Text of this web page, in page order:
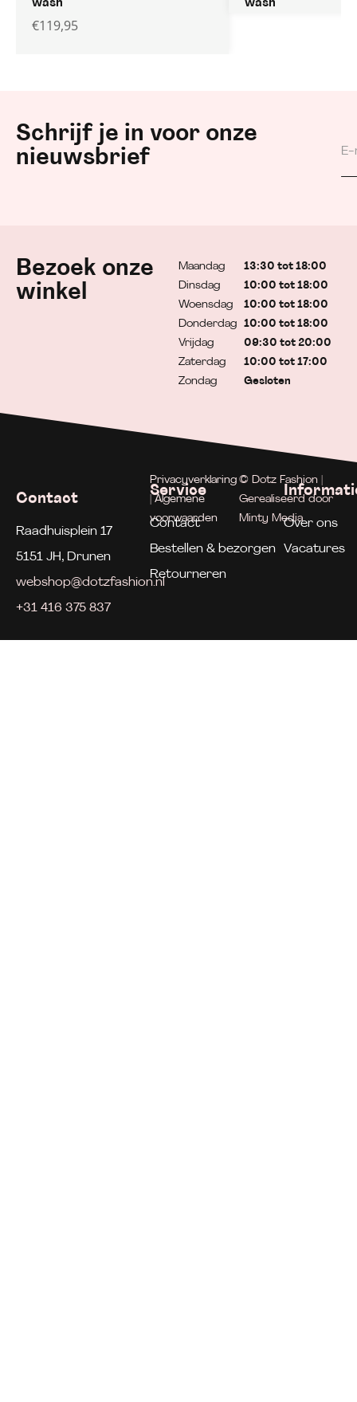
wash
€119,95
wash
Schrijf je in voor onze
nieuwsbrief
Bezoek onze
winkel
Maandag
Dinsdag
Woensdag
Donderdag
Vrijdag
Zaterdag
Zondag
13:30 tot 18:00
10:00 tot 18:00
10:00 tot 18:00
10:00 tot 18:00
09:30 tot 20:00
10:00 tot 17:00
Gesloten
Contact
Raadhuisplein 17
5151 JH, Drunen
webshop@dotzfashion.nl
+31 416 375 837
Service
Contact
Bestellen & bezorgen
Retourneren
Over ons
Vacatures
Privacyverklaring
| Algemene
voorwaarden
© Dotz Fashion |
Gerealiseerd door
Minty Media